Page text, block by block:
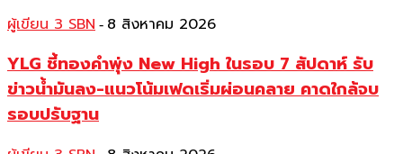
ผู้เขียน 3 SBN - 8 สิงหาคม 2026
YLG ชี้ทองคำพุ่ง New High ในรอบ 7 สัปดาห์ รับ
ข่าวน้ำมันลง-แนวโน้มเฟดเริ่มผ่อนคลาย คาดใกล้จบ
รอบปรับฐาน